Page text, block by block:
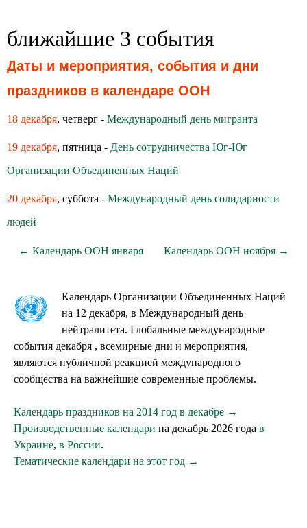
ближайшие 3 события
Даты и мероприятия, события и дни
праздников в календаре ООН
18 декабря, четверг - Международный день мигранта
19 декабря, пятница - День сотрудничества Юг-Юг
Организации Объединенных Наций
20 декабря, суббота - Международный день солидарности
людей
← Календарь ООН января Календарь ООН ноября →
Календарь Организации Объединенных Наций
на 12 декабря, в Международный день
нейтралитета. Глобальные международные
события декабря , всемирные дни и мероприятия,
являются публичной реакцией международного
сообщества на важнейшие современные проблемы.
Календарь праздников на 2014 год в декабре →
Производственные календари на декабрь 2026 года в
Украине, в России.
Тематические календари на этот год →